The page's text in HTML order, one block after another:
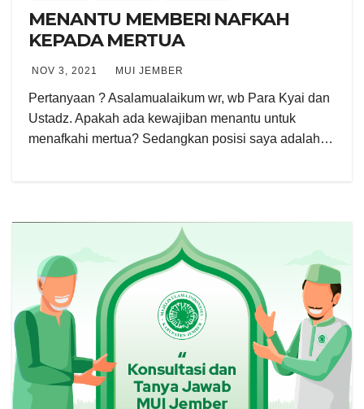
MENANTU MEMBERI NAFKAH
KEPADA MERTUA
NOV 3, 2021 MUI JEMBER
Pertanyaan ? Asalamualaikum wr, wb Para Kyai dan
Ustadz. Apakah ada kewajiban menantu untuk
menafkahi mertua? Sedangkan posisi saya adalah…